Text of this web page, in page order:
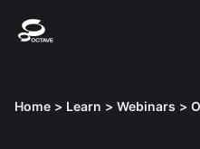
Home > Learn > Webinars >